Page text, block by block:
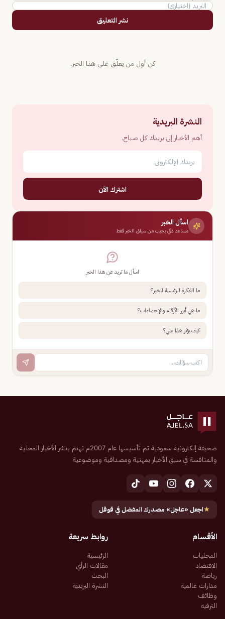
نشر التعليق
كن أول من يعلّق على هذا الخبر.
النشرة البريدية
أهم الأخبار إلى بريدك كل صباح.
اشترك الآن
اسأل الخبر
مساعد ذكي يجيب من سياق الخبر فقط
اسأل ما تريد عن هذا الخبر
ما الفكرة الرئيسية للخبر؟
ما هي أبرز الأرقام والإحصاءات؟
كيف يؤثر هذا علي؟
صحيفة إلكترونية سعودية تم تأسيسها عام 2007م تهتم بنشر الأخبار المحلية
والمنافسة في سبق الأخبار بمهنية ومصداقية وموضوعية
★اجعل «عاجل» مصدرك المفضل في قوقل
الأقسام
المحليات
الاقتصاد
رياضة
مدارات عالمية
وظائف
الترفيه
روابط سريعة
الرئيسية
مقالات الرأي
البحث
النشرة البريدية